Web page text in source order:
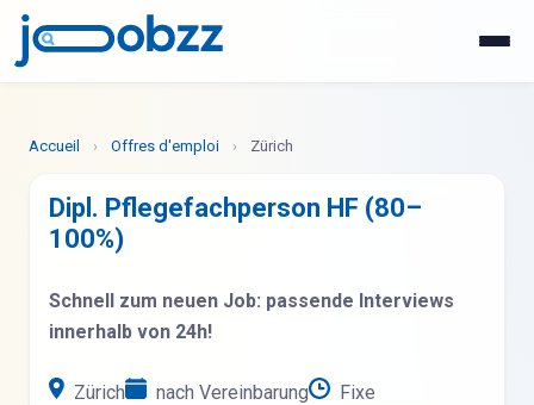
Accueil › Offres d'emploi › Zürich
Dipl. Pflegefachperson HF (80–
100%)
Schnell zum neuen Job: passende Interviews
innerhalb von 24h!
Zürich nach Vereinbarung Fixe